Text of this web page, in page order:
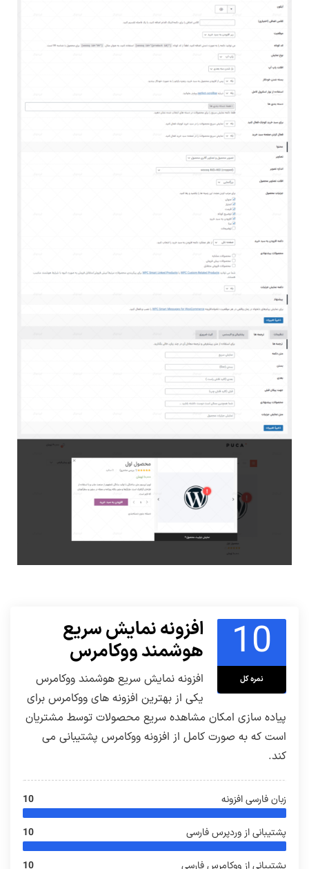
10
نمره کل
افزونه نمایش سریع
هوشمند ووکامرس
افزونه نمایش سریع هوشمند ووکامرس
یکی از بهترین افزونه های ووکامرس برای
پیاده سازی امکان مشاهده سریع محصولات توسط مشتریان
است که به صورت کامل از افزونه ووکامرس پشتیبانی می
کند.
زبان فارسی افزونه 10
پشتیبانی از وردپرس فارسی 10
پشتیبانی از ووکامرس فارسی 10